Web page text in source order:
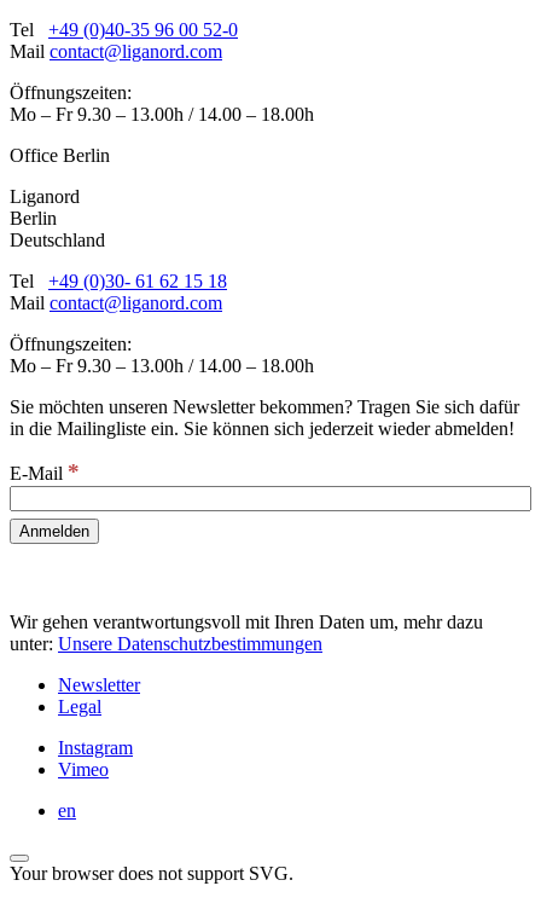
Tel +49 (0)40-35 96 00 52-0
Mail contact@liganord.com
Öffnungszeiten:
Mo – Fr 9.30 – 13.00h / 14.00 – 18.00h
Office Berlin
Liganord
Berlin
Deutschland
Tel +49 (0)30- 61 62 15 18
Mail contact@liganord.com
Öffnungszeiten:
Mo – Fr 9.30 – 13.00h / 14.00 – 18.00h
Sie möchten unseren Newsletter bekommen? Tragen Sie sich dafür
in die Mailingliste ein. Sie können sich jederzeit wieder abmelden!
E-Mail *
Wir gehen verantwortungsvoll mit Ihren Daten um, mehr dazu
unter: Unsere Datenschutzbestimmungen
Newsletter
Legal
Instagram
Vimeo
en
Your browser does not support SVG.